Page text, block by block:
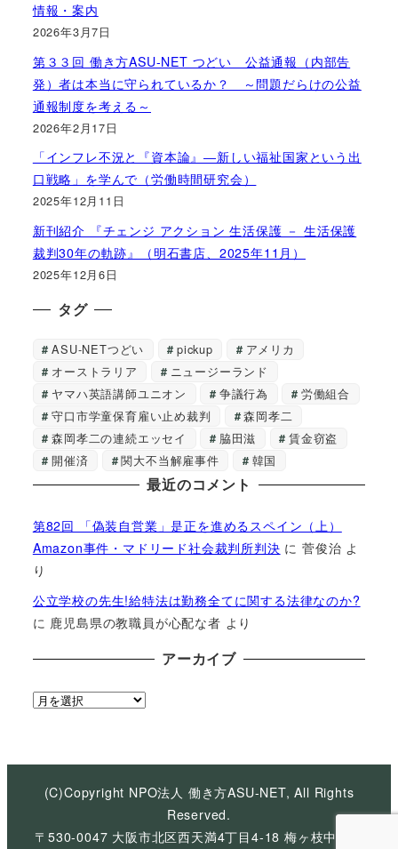
情報・案内
2026年3月7日
第３３回 働き方ASU-NET つどい 公益通報（内部告
発）者は本当に守られているか？ ～問題だらけの公益
通報制度を考える～
2026年2月17日
「インフレ不況と『資本論』―新しい福祉国家という出
口戦略」を学んで（労働時間研究会）
2025年12月11日
新刊紹介 『チェンジ アクション 生活保護 － 生活保護
裁判30年の軌跡』（明石書店、2025年11月）
2025年12月6日
タグ
ASU-NETつどい pickup
アメリカ
オーストラリア
ニュージーランド
ヤマハ英語講師ユニオン
争議行為
労働組合
守口市学童保育雇い止め裁判
森岡孝二
森岡孝二の連続エッセイ
脇田滋
賃金窃盗
開催済
関大不当解雇事件 韓国
最近のコメント
第82回 「偽装自営業」是正を進めるスペイン（上）
Amazon事件・マドリード社会裁判所判決 に菅俊治 よ
り
公立学校の先生!給特法は勤務全てに関する法律なのか?
に 鹿児島県の教職員が心配な者 より
アーカイブ
ア
イ
(C)Copyright NPO法人 働き方ASU-NET, All Rights
Reserved.
〒530-0047 大阪市北区西天満4丁目4-18 梅ヶ枝中央ビ